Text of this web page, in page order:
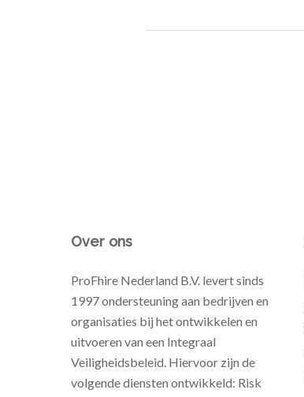
Over ons
ProFhire Nederland B.V. levert sinds
1997 ondersteuning aan bedrijven en
organisaties bij het ontwikkelen en
uitvoeren van een Integraal
Veiligheidsbeleid. Hiervoor zijn de
volgende diensten ontwikkeld: Risk